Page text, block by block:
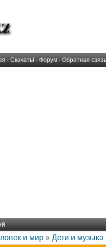
· Скачать! · Форум · Обратная связь
и мир » Дети и музыка